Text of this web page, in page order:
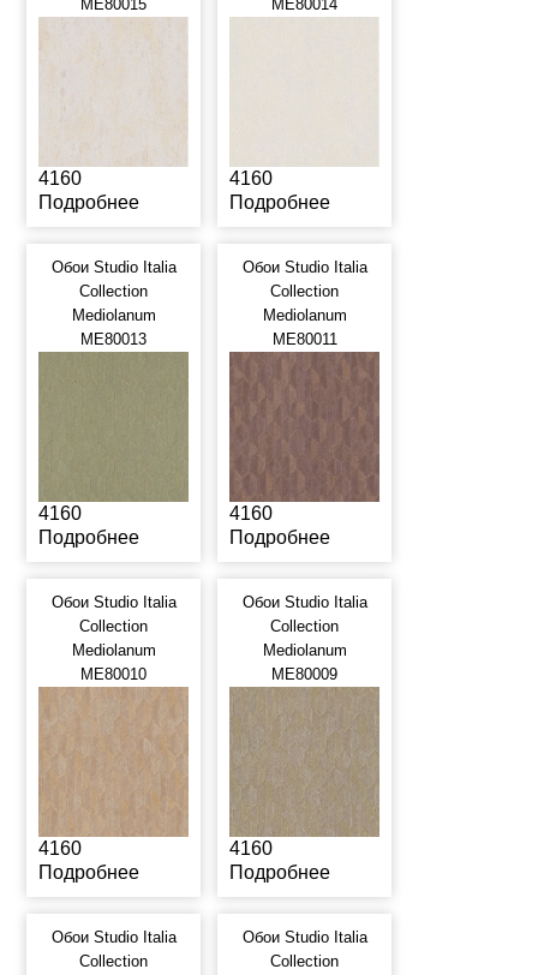
ME80015
4160
Подробнее
ME80014
4160
Подробнее
Обои Studio Italia
Collection
Mediolanum
ME80013
4160
Подробнее
Обои Studio Italia
Collection
Mediolanum
ME80011
4160
Подробнее
Обои Studio Italia
Collection
Mediolanum
ME80010
4160
Подробнее
Обои Studio Italia
Collection
Mediolanum
ME80009
4160
Подробнее
Обои Studio Italia
Collection
Обои Studio Italia
Collection